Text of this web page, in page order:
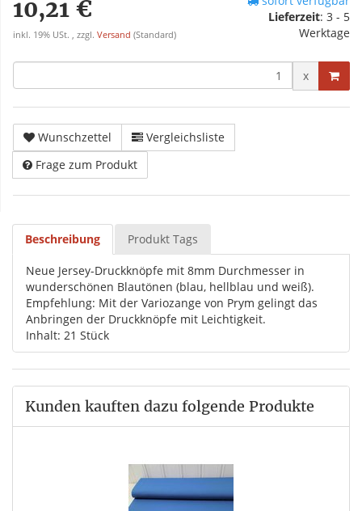
10,21 €
inkl. 19% USt. , zzgl. Versand (Standard)
Lieferzeit: 3 - 5
Werktage
x
Wunschzettel
Vergleichsliste
Frage zum Produkt
Beschreibung Produkt Tags
Neue Jersey-Druckknöpfe mit 8mm Durchmesser in
wunderschönen Blautönen (blau, hellblau und weiß).
Empfehlung: Mit der Variozange von Prym gelingt das
Anbringen der Druckknöpfe mit Leichtigkeit.
Inhalt: 21 Stück
Kunden kauften dazu folgende Produkte